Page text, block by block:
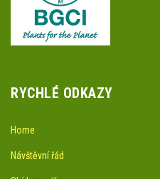
RYCHLÉ ODKAZY
Home
Návštěvní řád